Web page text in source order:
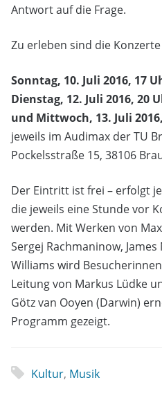
Antwort auf die Frage.
Zu erleben sind die
Sonntag, 10. Juli 2016, 17
Dienstag, 12. Juli 2016, 20
und Mittwoch, 13. Juli
jeweils im Audimax der TU
Pockelsstraße 15, 38106
Der Eintritt ist frei – erfolgt
die jeweils eine Stunde vor
werden. Mit Werken von
Sergej Rachmaninow,
Williams wird
Leitung von Markus Lüdke
Götz van Ooyen (Darwin)
Programm gezeigt.
Kultur, Musik